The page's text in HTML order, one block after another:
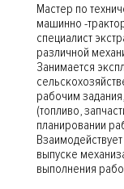
Мастер по
машинно -
специалист
различной
Занимается
рабочим
(топливо,
планировании
выпуске
выполнения